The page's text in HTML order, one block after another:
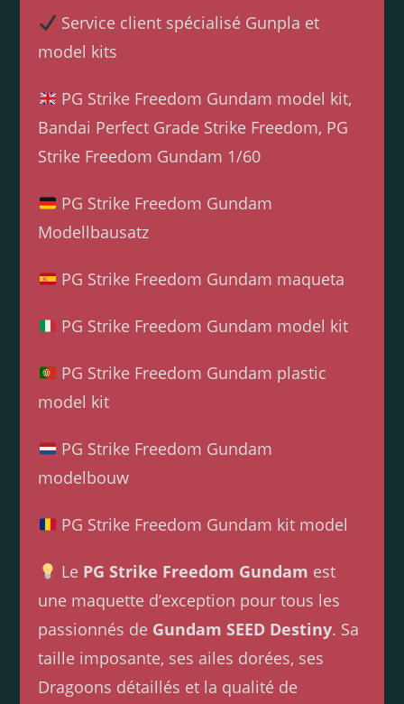
Service client spécialisé Gunpla et
model kits
PG Strike Freedom Gundam model kit,
Bandai Perfect Grade Strike Freedom, PG
Strike Freedom Gundam 1/60
PG Strike Freedom Gundam
Modellbausatz
PG Strike Freedom Gundam maqueta
PG Strike Freedom Gundam model kit
PG Strike Freedom Gundam plastic
model kit
PG Strike Freedom Gundam
modelbouw
PG Strike Freedom Gundam kit model
Le PG Strike Freedom Gundam est
une maquette d’exception pour tous les
passionnés de Gundam SEED Destiny. Sa
taille imposante, ses ailes dorées, ses
Dragoons détaillés et la qualité de